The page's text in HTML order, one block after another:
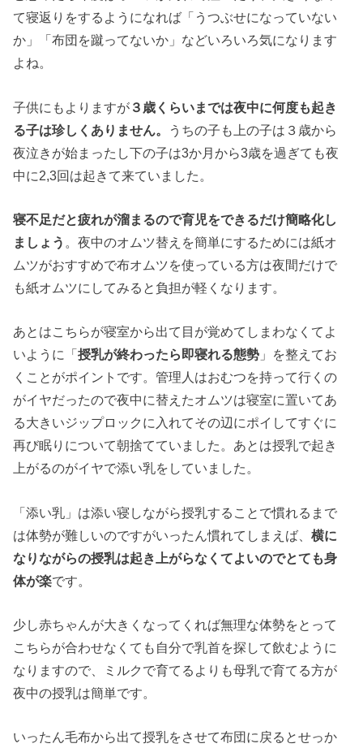
て寝返りをするようになれば「うつぶせになっていない
か」「布団を蹴ってないか」などいろいろ気になります
よね。
子供にもよりますが ３歳くらいまでは夜中に何度も起き
る子は珍しくありません。
うちの子も上の子は３歳から
夜泣きが始まったし下の子は3か月から3歳を過ぎても夜
中に2,3回は起きて来ていました。
寝不足だと疲れが溜まるので育児をできるだけ簡略化し
ましょう 。夜中のオムツ替えを簡単にするためには紙オ
ムツがおすすめで布オムツを使っている方は夜間だけで
も紙オムツにしてみると負担が軽くなります。
あとはこちらが寝室から出て目が覚めてしまわなくてよ
いように「授乳が終わったら即寝れる態勢 」を整えてお
くことがポイントです。管理人はおむつを持って行くの
がイヤだったので夜中に替えたオムツは寝室に置いてあ
る大きいジップロックに入れてその辺にポイしてすぐに
再び眠りについて朝捨てていました。あとは授乳で起き
上がるのがイヤで添い乳をしていました。
「添い乳」は添い寝しながら授乳することで慣れるまで
は体勢が難しいのですがいったん慣れてしまえば、横に
なりながらの授乳は起き上がらなくてよいのでとても身
体が楽です。
少し赤ちゃんが大きくなってくれば無理な体勢をとって
こちらが合わせなくても自分で乳首を探して飲むように
なりますので、ミルクで育てるよりも母乳で育てる方が
夜中の授乳は簡単です。
いったん毛布から出て授乳をさせて布団に戻るとせっか